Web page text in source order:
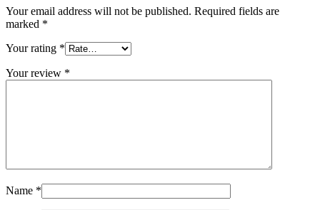
Your email address will not be published. Required fields are
marked *
Your rating *
Your review *
Name *